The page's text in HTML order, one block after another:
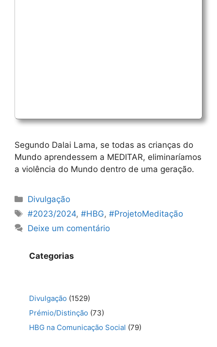
Segundo Dalai Lama, se todas as crianças do
Mundo aprendessem a MEDITAR, eliminaríamos
a violência do Mundo dentro de uma geração.
Categorias
Divulgação
Etiquetas
#2023/2024,#HBG,#ProjetoMeditação
Deixe um comentário
Categorias
Divulgação (1529)
Prémio/Distinção (73)
HBG na Comunicação Social (79)